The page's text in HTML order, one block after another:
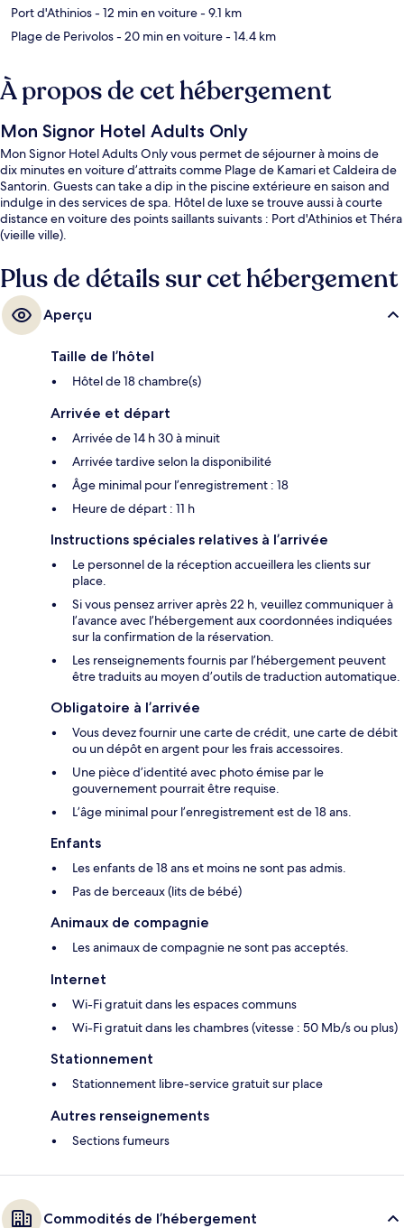
Port d'Athinios- 12 min en voiture- 9.1 km
Plage de Perivolos- 20 min en voiture- 14.4 km
À propos de cet hébergement
Mon Signor Hotel Adults Only
Mon Signor Hotel Adults Only vous permet de séjourner à moins de
dix minutes en voiture d’attraits comme Plage de Kamari et Caldeira de
Santorin. Guests can take a dip in the piscine extérieure en saison and
indulge in des services de spa. Hôtel de luxe se trouve aussi à courte
distance en voiture des points saillants suivants : Port d'Athinios et Théra
(vieille ville).
Plus de détails sur cet hébergement
Aperçu
Taille de l’hôtel
Hôtel de 18 chambre(s)
Arrivée et départ
Arrivée de 14 h 30 à minuit
Arrivée tardive selon la disponibilité
Âge minimal pour l’enregistrement : 18
Heure de départ : 11 h
Instructions spéciales relatives à l’arrivée
Le personnel de la réception accueillera les clients sur
place.
Si vous pensez arriver après 22 h, veuillez communiquer à
l’avance avec l’hébergement aux coordonnées indiquées
sur la confirmation de la réservation.
Les renseignements fournis par l’hébergement peuvent
être traduits au moyen d’outils de traduction automatique.
Obligatoire à l’arrivée
Vous devez fournir une carte de crédit, une carte de débit
ou un dépôt en argent pour les frais accessoires.
Une pièce d’identité avec photo émise par le
gouvernement pourrait être requise.
L’âge minimal pour l’enregistrement est de 18 ans.
Enfants
Les enfants de 18 ans et moins ne sont pas admis.
Pas de berceaux (lits de bébé)
Animaux de compagnie
Les animaux de compagnie ne sont pas acceptés.
Internet
Wi-Fi gratuit dans les espaces communs
Wi-Fi gratuit dans les chambres (vitesse : 50 Mb/s ou plus)
Stationnement
Stationnement libre-service gratuit sur place
Autres renseignements
Sections fumeurs
Commodités de l’hébergement